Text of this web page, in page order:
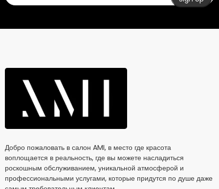
Добро пожаловать в салон AMI, в место где красота
воплощается в реальность, где вы можете насладиться
роскошным обслуживанием, уникальной атмосферой и
профессиональными услугами, которые придутся по душе даже